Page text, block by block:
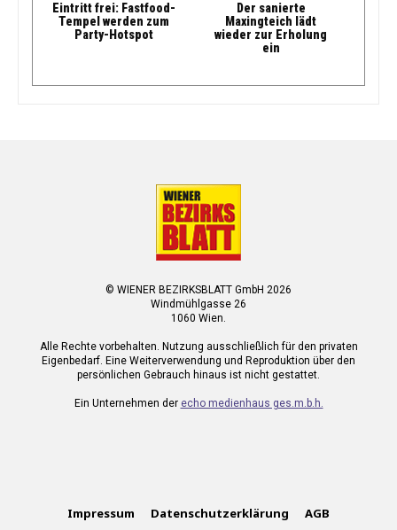
Eintritt frei: Fastfood-
Tempel werden zum
Party-Hotspot
Der sanierte
Maxingteich lädt
wieder zur Erholung
ein
© WIENER BEZIRKSBLATT GmbH 2026
Windmühlgasse 26
1060 Wien.
Alle Rechte vorbehalten. Nutzung ausschließlich für den privaten
Eigenbedarf. Eine Weiterverwendung und Reproduktion über den
persönlichen Gebrauch hinaus ist nicht gestattet.
Ein Unternehmen der echo medienhaus ges.m.b.h.
Impressum Datenschutzerklärung AGB